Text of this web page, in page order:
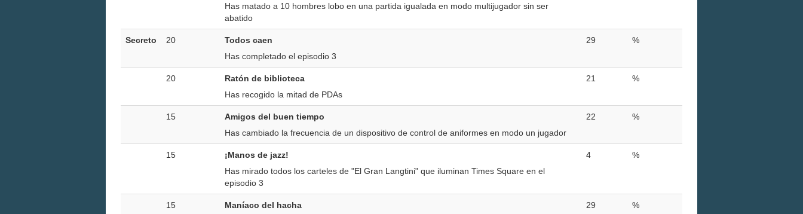
Has matado a 10 hombres lobo en una partida igualada en modo multijugador sin ser
abatido
Secreto 20
Todos caen
Has completado el episodio 3
29 %
20
Ratón de biblioteca
Has recogido la mitad de PDAs
21 %
15
Amigos del buen tiempo
Has cambiado la frecuencia de un dispositivo de control de aniformes en modo un jugador
22 %
15
¡Manos de jazz!
Has mirado todos los carteles de "El Gran Langtini" que iluminan Times Square en el
episodio 3
4 %
15
Maníaco del hacha
29 %